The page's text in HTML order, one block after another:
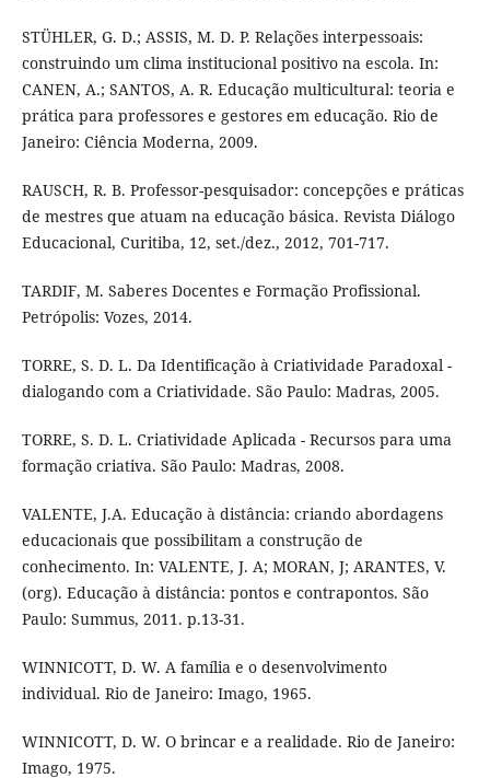
STÜHLER, G. D.; ASSIS, M. D. P. Relações interpessoais:
construindo um clima institucional positivo na escola. In:
CANEN, A.; SANTOS, A. R. Educação multicultural: teoria e
prática para professores e gestores em educação. Rio de
Janeiro: Ciência Moderna, 2009.
RAUSCH, R. B. Professor-pesquisador: concepções e práticas
de mestres que atuam na educação básica. Revista Diálogo
Educacional, Curitiba, 12, set./dez., 2012, 701-717.
TARDIF, M. Saberes Docentes e Formação Profissional.
Petrópolis: Vozes, 2014.
TORRE, S. D. L. Da Identificação à Criatividade Paradoxal -
dialogando com a Criatividade. São Paulo: Madras, 2005.
TORRE, S. D. L. Criatividade Aplicada - Recursos para uma
formação criativa. São Paulo: Madras, 2008.
VALENTE, J.A. Educação à distância: criando abordagens
educacionais que possibilitam a construção de
conhecimento. In: VALENTE, J. A; MORAN, J; ARANTES, V.
(org). Educação à distância: pontos e contrapontos. São
Paulo: Summus, 2011. p.13-31.
WINNICOTT, D. W. A família e o desenvolvimento
individual. Rio de Janeiro: Imago, 1965.
WINNICOTT, D. W. O brincar e a realidade. Rio de Janeiro:
Imago, 1975.